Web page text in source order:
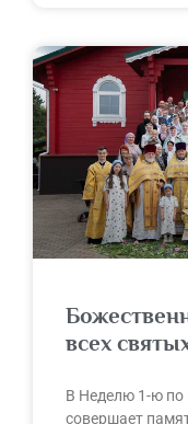
всех
В Неделю 1-ю по
совершает